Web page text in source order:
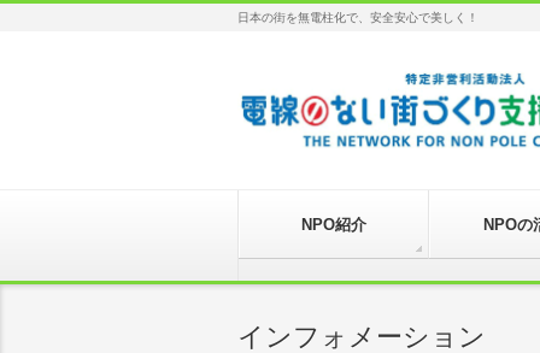
日本の街を無電柱化で、安全安心で美しく！
NPO紹介 NPOの
インフォメーション